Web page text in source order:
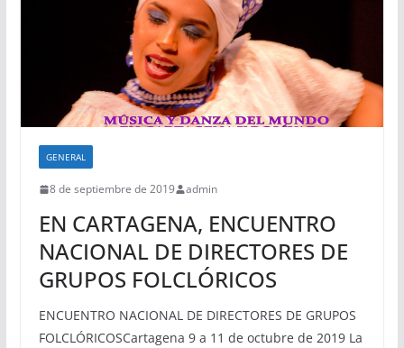
GENERAL
8 de septiembre de 2019 admin
EN CARTAGENA, ENCUENTRO
NACIONAL DE DIRECTORES DE
GRUPOS FOLCLÓRICOS
ENCUENTRO NACIONAL DE DIRECTORES DE GRUPOS
FOLCLÓRICOSCartagena 9 a 11 de octubre de 2019 La